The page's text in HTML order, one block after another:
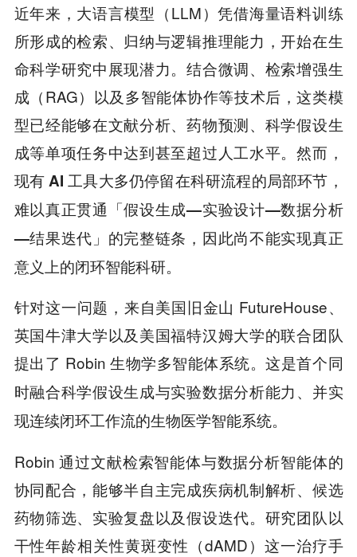
近年来，大语言模型（LLM）凭借海量语料训练
所形成的检索、归纳与逻辑推理能力，开始在生
命科学研究中展现潜力。结合微调、检索增强生
成（RAG）以及多智能体协作等技术后，这类模
型已经能够在文献分析、药物预测、科学假设生
成等单项任务中达到甚至超过人工水平。然而，
现有 AI 工具大多仍停留在科研流程的局部环节，
难以真正贯通「假设生成—实验设计—数据分析
—结果迭代」的完整链条， 因此尚不能实现真正
意义上的闭环智能科研。
针对这一问题，来自美国旧金山 FutureHouse、
英国牛津大学以及美国福特汉姆大学的联合团队
提出了 Robin 生物学多智能体系统。这是首个同
时融合科学假设生成与实验数据分析能力、并实
现连续闭环工作流的生物医学智能系统。
Robin 通过文献检索智能体与数据分析智能体的
协同配合，能够半自主完成疾病机制解析、候选
药物筛选、实验复盘以及假设迭代。研究团队以
干性年龄相关性黄斑变性（dAMD）这一治疗手